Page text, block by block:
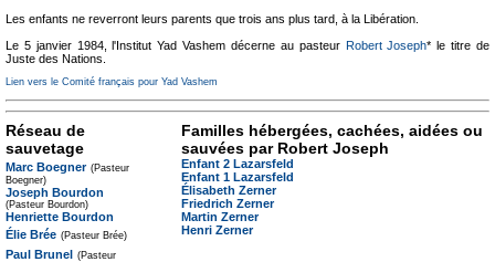
Les enfants ne reverront leurs parents que trois ans plus tard, à la Libération.
Le 5 janvier 1984, l'Institut Yad Vashem décerne au pasteur Robert Joseph* le titre de
Juste des Nations.
Lien vers le Comité français pour Yad Vashem
Réseau de
sauvetage
Marc Boegner (Pasteur
Boegner)
Joseph Bourdon
(Pasteur Bourdon)
Henriette Bourdon
Élie Brée (Pasteur Brée)
Paul Brunel (Pasteur
Familles hébergées, cachées, aidées ou
sauvées par Robert Joseph
Enfant 2 Lazarsfeld
Enfant 1 Lazarsfeld
Élisabeth Zerner
Friedrich Zerner
Martin Zerner
Henri Zerner